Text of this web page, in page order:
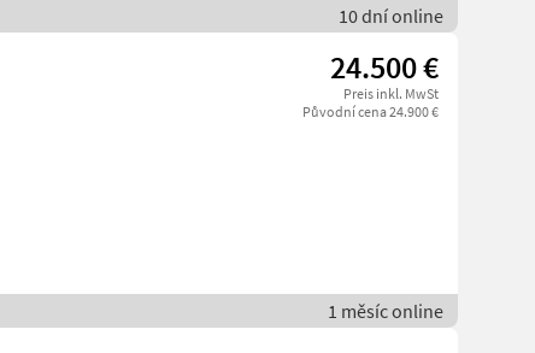
10 dní online
24.500 €
Preis inkl. MwSt
Původní cena 24.900 €
1 měsíc online